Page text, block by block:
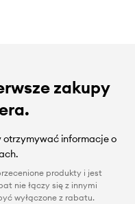
zakupy
otrzymywać informacje o
produkty i jest
nie łączy się z innymi
wyłączone z rabatu.